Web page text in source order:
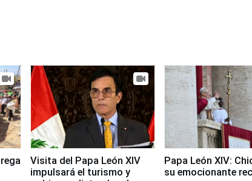
Visita del Papa León XIV
impulsará el turismo y
Papa León XIV:
su emocionante